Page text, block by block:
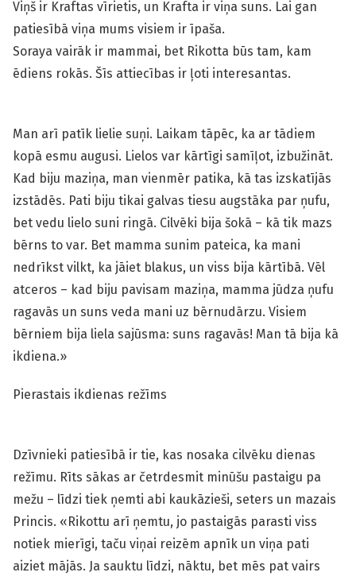
Viņš ir Kraftas vīrietis, un Krafta ir viņa suns. Lai gan
patiesībā viņa mums visiem ir īpaša.
Soraya vairāk ir mammai, bet Rikotta būs tam, kam
ēdiens rokās. Šīs attiecības ir ļoti interesantas.
Man arī patīk lielie suņi. Laikam tāpēc, ka ar tādiem
kopā esmu augusi. Lielos var kārtīgi samīļot, izbužināt.
Kad biju maziņa, man vienmēr patika, kā tas izskatījās
izstādēs. Pati biju tikai galvas tiesu augstāka par ņufu,
bet vedu lielo suni ringā. Cilvēki bija šokā – kā tik mazs
bērns to var. Bet mamma sunim pateica, ka mani
nedrīkst vilkt, ka jāiet blakus, un viss bija kārtībā. Vēl
atceros – kad biju pavisam maziņa, mamma jūdza ņufu
ragavās un suns veda mani uz bērnudārzu. Visiem
bērniem bija liela sajūsma: suns ragavās! Man tā bija kā
ikdiena.»
Pierastais ikdienas režīms
Dzīvnieki patiesībā ir tie, kas nosaka cilvēku dienas
režīmu. Rīts sākas ar četrdesmit minūšu pastaigu pa
mežu – līdzi tiek ņemti abi kaukāzieši, seters un mazais
Princis. «Rikottu arī ņemtu, jo pastaigās parasti viss
notiek mierīgi, taču viņai reizēm apnīk un viņa pati
aiziet mājās. Ja sau­ktu līdzi, nāktu, bet mēs pat vairs